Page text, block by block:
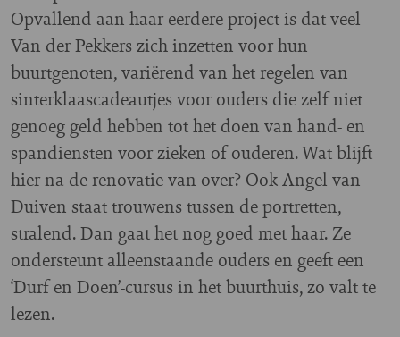
Opvallend aan haar eerdere project is dat veel
Van der Pekkers zich inzetten voor hun
buurtgenoten, variërend van het regelen van
sinterklaascadeautjes voor ouders die zelf niet
genoeg geld hebben tot het doen van hand- en
spandiensten voor zieken of ouderen. Wat blijft
hier na de renovatie van over? Ook Angel van
Duiven staat trouwens tussen de portretten,
stralend. Dan gaat het nog goed met haar. Ze
ondersteunt alleenstaande ouders en geeft een
‘Durf en Doen’-cursus in het buurthuis, zo valt te
lezen.